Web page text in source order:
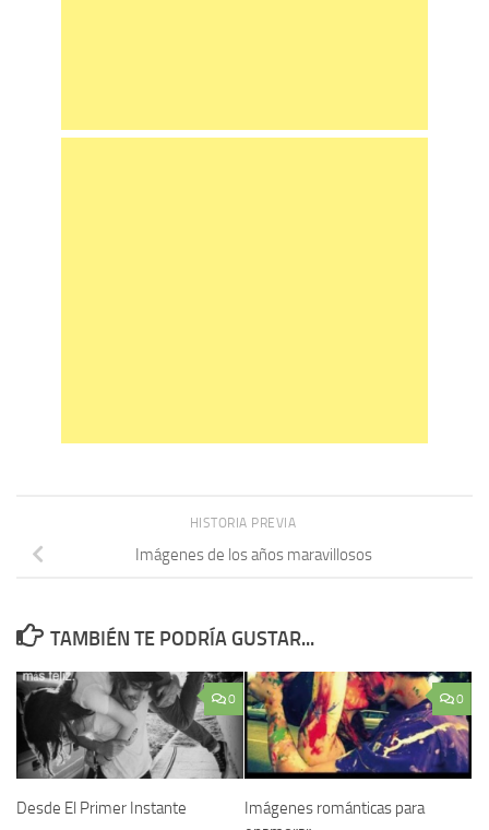
HISTORIA PREVIA
Imágenes de los años maravillosos
TAMBIÉN TE PODRÍA GUSTAR...
0
Desde El Primer Instante
0
Imágenes románticas para